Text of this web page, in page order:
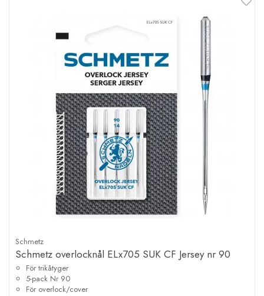
Schmetz
Schmetz overlocknål ELx705 SUK CF Jersey nr 90
För trikåtyger
5-pack Nr 90
För overlock/cover